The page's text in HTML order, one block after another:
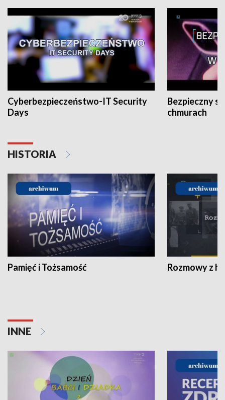
Cyberbezpieczeństwo-IT Security
Days
Bezpieczny
chmurach
HISTORIA
Pamięć i Tożsamość Rozmowy z
INNE